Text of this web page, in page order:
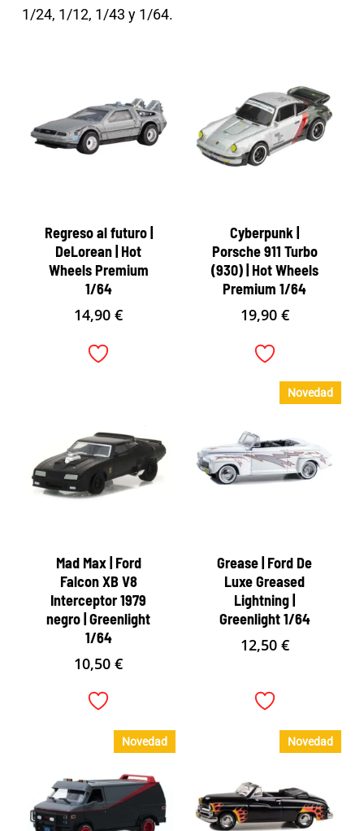
1/24, 1/12, 1/43 y 1/64.
Regreso al futuro |
DeLorean | Hot
Wheels Premium
1/64
14,90€
Cyberpunk |
Porsche 911 Turbo
(930) | Hot Wheels
Premium 1/64
19,90 €
Mad Max | Ford
Falcon XB V8
Interceptor 1979
negro | Greenlight
1/64
10,50€
Novedad
Grease | Ford De
Luxe Greased
Lightning |
Greenlight 1/64
12,50 €
Novedad Novedad